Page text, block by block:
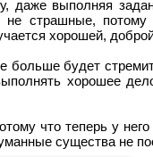
выполняя
страшные, потому
хорошей,
больше будет
хорошее
что теперь у
существа не